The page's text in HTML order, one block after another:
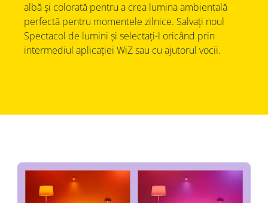
albă și colorată pentru a crea lumina ambientală
perfectă pentru momentele zilnice. Salvați noul
Spectacol de lumini și selectați-l oricând prin
intermediul aplicației WiZ sau cu ajutorul vocii.